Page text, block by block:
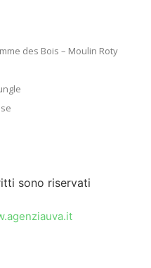
des Bois – Moulin Roty
sono riservati